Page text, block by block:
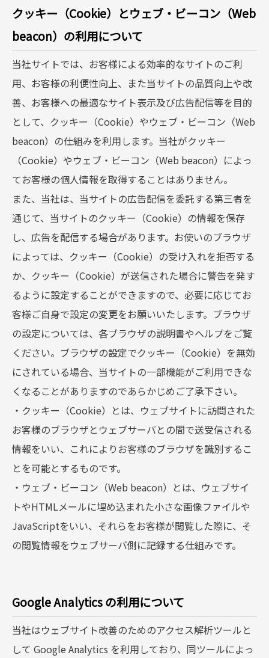
クッキー（Cookie）とウェブ・ビーコン（Web
beacon）の利用について
当社サイトでは、お客様による効率的なサイトのご利
用、お客様の利便性向上、また当サイトの品質向上や改
善、お客様への最適なサイト表示及び広告配信等を目的
として、クッキー（Cookie）やウェブ・ビーコン（Web
beacon）の仕組みを利用します。当社がクッキー
（Cookie）やウェブ・ビーコン（Web beacon）によっ
てお客様の個人情報を取得することはありません。
また、当社は、当サイトの広告配信を委託する第三者を
通じて、当サイトのクッキー（Cookie）の情報を保存
し、広告を配信する場合があります。お使いのブラウザ
によっては、クッキー（Cookie）の受け入れを拒否する
か、クッキー（Cookie）が送信された場合に警告を発す
るように設定することができますので、必要に応じてお
客様ご自身で設定の変更をお願いいたします。ブラウザ
の設定については、各ブラウザの説明書やヘルプをご覧
ください。ブラウザの設定でクッキー（Cookie）を無効
にされている場合、当サイトの一部機能がご利用できな
くなることがありますのであらかじめご了承下さい。
・クッキー（Cookie）とは、ウェブサイトに訪問された
お客様のブラウザとウェブサーバとの間で送受信される
情報をいい、これによりお客様のブラウザを識別するこ
とを可能とするものです。
・ウェブ・ビーコン（Web beacon）とは、ウェブサイ
トやHTMLメールに埋め込まれた小さな画像ファイルや
JavaScriptをいい、それらをお客様が閲覧した際に、そ
の閲覧情報をウェブサーバ側に記録する仕組みです。
Google Analytics の利用について
当社はウェブサイト改善のためのアクセス解析ツールと
して Google Analytics を利用しており、同ツールによっ